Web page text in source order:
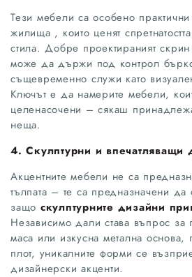
Тези мебели са особено практични
жилища , които ценят
стила. Добре проектираният
може да държи под контрол
същевременно служи като
Ключът е да намерите мебели,
целенасочени – сякаш
неща.
4. Скулптурни и впечатляващи
Акцентните мебели не са
тълпата – те са предназначени да
защо скулптурните дизайни
Независимо дали става въпрос за
маса или изкусна метална
плот, уникалните форми се
дизайнерски акценти.